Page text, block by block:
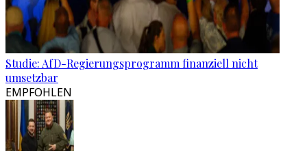
Studie: AfD-Regierungsprogramm finanziell nicht
umsetzbar
EMPFOHLEN